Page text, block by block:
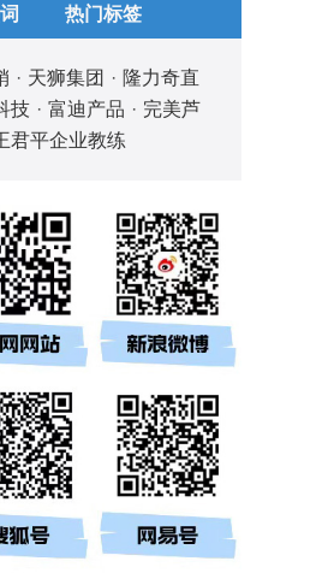
热门标签
· 天狮集团 · 隆力奇直
技 · 富迪产品 · 完美芦
君平企业教练